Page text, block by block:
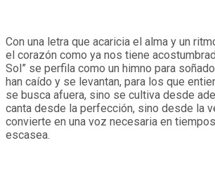
Con una letra que acaricia el alma y un
el corazón como ya nos tiene
Sol” se perfila como un himno para
han caído y se levantan, para los que
se busca afuera, sino se cultiva desde
canta desde la perfección, sino desde la
convierte en una voz necesaria en
escasea.